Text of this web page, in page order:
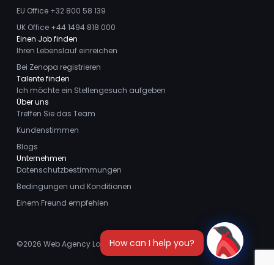
EU Office +32 800 58 139
UK Office +44 1494 818 000
Einen Job finden
Ihren Lebenslauf einreichen
Bei Zenopa registrieren
Talente finden
Ich möchte ein Stellengesuch aufgeben
Über uns
Treffen Sie das Team
Kundenstimmen
Blogs
Unternehmen
Datenschutzbestimmungen
Bedingungen und Konditionen
Einem Freund empfehlen
©2026 Web Agency London